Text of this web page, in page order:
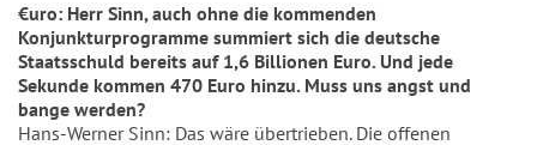
€uro: Herr Sinn, auch ohne die kommenden
Konjunkturprogramme summiert sich die deutsche
Staatsschuld bereits auf 1,6 Billionen Euro. Und jede
Sekunde kommen 470 Euro hinzu. Muss uns angst und
bange werden?
Hans-Werner Sinn: Das wäre übertrieben. Die offenen